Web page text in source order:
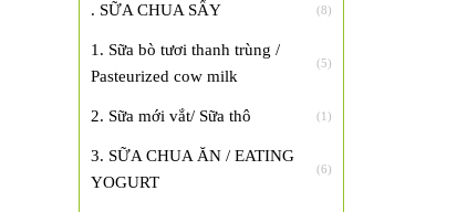
. SỮA CHUA SẤY (8)
1. Sữa bò tươi thanh trùng /
Pasteurized cow milk
(5)
2. Sữa mới vắt/ Sữa thô (1)
3. SỮA CHUA ĂN / EATING
YOGURT
(6)